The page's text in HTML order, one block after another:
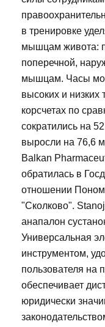
в тренировке
мышцам живота:
поперечной,
мышцам. Часы
высоких и низких
корсчетах по
сократились на
выросли на 76,6
Balkan
обратилась в
отношении
"Сколково".
анапалон
Универсальная
инструментом,
пользователя на
обеспечивает
юридически